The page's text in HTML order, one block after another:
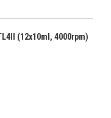
(12x10ml, 4000rpm)